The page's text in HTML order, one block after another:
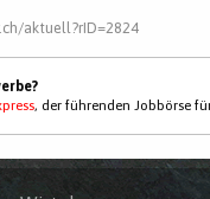
aktuell?rID=2824
, der führenden Jobbörse